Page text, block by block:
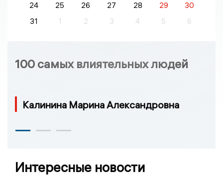
24
25 26 27 28 29
30
31
1 2 3 4 5 6
100 самых влиятельных людей
Калинина Марина Александровна
Интересные новости